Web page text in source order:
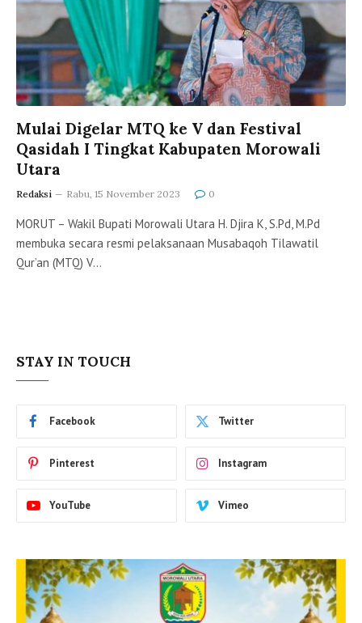
Mulai Digelar MTQ ke V dan Festival
Qasidah I Tingkat Kabupaten Morowali
Utara
Redaksi Rabu, 15 November 2023 0
MORUT – Wakil Bupati Morowali Utara H. Djira K, S.Pd, M.Pd
membuka secara resmi pelaksanaan Musabaqoh Tilawatil
Qur’an (MTQ) V…
STAY IN TOUCH
Facebook Twitter
Pinterest Instagram
YouTube Vimeo